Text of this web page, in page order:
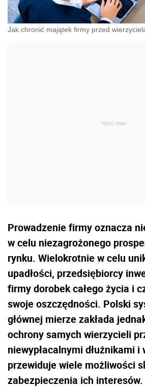
Jak chronić majątek firmy przed
Prowadzenie firmy oznacza
w celu niezagrożonego
rynku. Wielokrotnie w celu
upadłości, przedsiębiorcy
firmy dorobek całego życia i
swoje oszczędności. Polski
głównej mierze zakłada
ochrony samych wierzycieli
niewypłacalnymi dłużnikami i
przewiduje wiele możliwości
zabezpieczenia ich